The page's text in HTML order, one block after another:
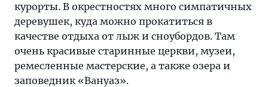
курорты. В окрестностях много симпатичных
деревушек, куда можно прокатиться в
качестве отдыха от лыж и сноубордов. Там
очень красивые старинные церкви, музеи,
ремесленные мастерские, а также озера и
заповедник «Вануаз».